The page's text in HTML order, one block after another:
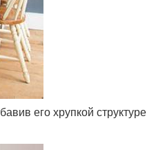
его хрупкой структуре